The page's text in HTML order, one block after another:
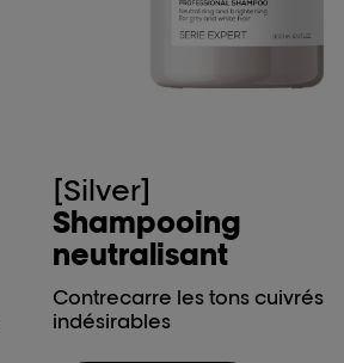
[Silver]
Shampooing
neutralisant
Contrecarre les tons cuivrés
indésirables